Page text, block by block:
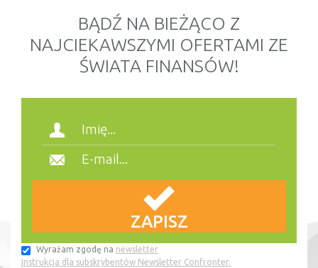
BĄDŹ NA BIEŻĄCO Z
NAJCIEKAWSZYMI OFERTAMI ZE
ŚWIATA FINANSÓW!
Wyrażam zgodę na newsletter
Instrukcja dla subskrybentów Newsletter Confronter.